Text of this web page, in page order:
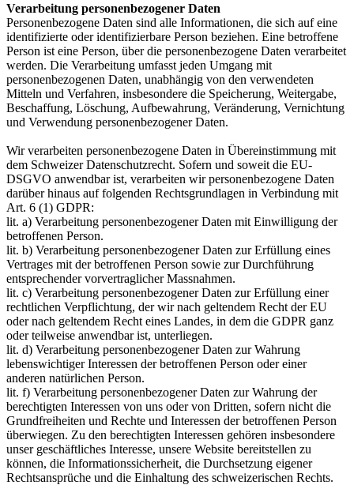
Verarbeitung personenbezogener Daten
Personenbezogene Daten sind alle Informationen, die sich auf eine
identifizierte oder identifizierbare Person beziehen. Eine betroffene
Person ist eine Person, über die personenbezogene Daten verarbeitet
werden. Die Verarbeitung umfasst jeden Umgang mit
personenbezogenen Daten, unabhängig von den verwendeten
Mitteln und Verfahren, insbesondere die Speicherung, Weitergabe,
Beschaffung, Löschung, Aufbewahrung, Veränderung, Vernichtung
und Verwendung personenbezogener Daten.
Wir verarbeiten personenbezogene Daten in Übereinstimmung mit
dem Schweizer Datenschutzrecht. Sofern und soweit die EU-
DSGVO anwendbar ist, verarbeiten wir personenbezogene Daten
darüber hinaus auf folgenden Rechtsgrundlagen in Verbindung mit
Art. 6 (1) GDPR:
lit. a) Verarbeitung personenbezogener Daten mit Einwilligung der
betroffenen Person.
lit. b) Verarbeitung personenbezogener Daten zur Erfüllung eines
Vertrages mit der betroffenen Person sowie zur Durchführung
entsprechender vorvertraglicher Massnahmen.
lit. c) Verarbeitung personenbezogener Daten zur Erfüllung einer
rechtlichen Verpflichtung, der wir nach geltendem Recht der EU
oder nach geltendem Recht eines Landes, in dem die GDPR ganz
oder teilweise anwendbar ist, unterliegen.
lit. d) Verarbeitung personenbezogener Daten zur Wahrung
lebenswichtiger Interessen der betroffenen Person oder einer
anderen natürlichen Person.
lit. f) Verarbeitung personenbezogener Daten zur Wahrung der
berechtigten Interessen von uns oder von Dritten, sofern nicht die
Grundfreiheiten und Rechte und Interessen der betroffenen Person
überwiegen. Zu den berechtigten Interessen gehören insbesondere
unser geschäftliches Interesse, unsere Website bereitstellen zu
können, die Informationssicherheit, die Durchsetzung eigener
Rechtsansprüche und die Einhaltung des schweizerischen Rechts.